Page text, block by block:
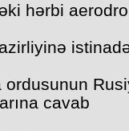
hərbi
ordusunun
cavab